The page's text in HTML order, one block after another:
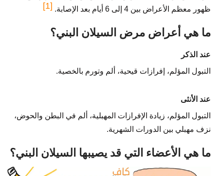
ظهور معظم الأعراض بين 4 إلى 6 أيام بعد الإصابة.
[1]
ما هي أعراض مرض السيلان البني؟
عند الذكر
التبول المؤلم، إفرازات قيحية، ألم وتورم بالخصية.
عند الأنثى
التبول المؤلم، زيادة الإفرازات المهبلية، ألم في البطن والحوض،
نزف مهبلي بين الدورات الشهرية.
ما هي الأعضاء التي قد يصيبها السيلان البني؟